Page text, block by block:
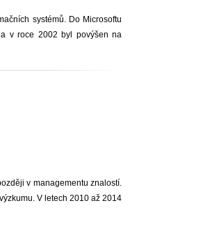
systémů. Do Microsoftu
v roce 2002 byl povýšen na
v managementu znalostí.
V letech 2010 až 2014